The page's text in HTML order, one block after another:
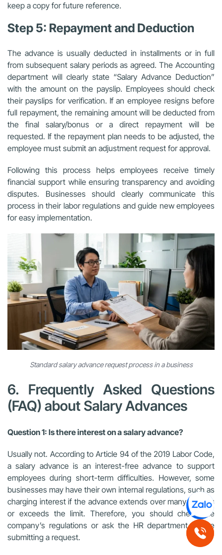
keep a copy for future reference.
Step 5: Repayment and Deduction
The advance is usually deducted in installments or in full
from subsequent salary periods as agreed. The Accounting
department will clearly state “Salary Advance Deduction”
with the amount on the payslip. Employees should check
their payslips for verification. If an employee resigns before
full repayment, the remaining amount will be deducted from
the final salary/bonus or a direct repayment will be
requested. If the repayment plan needs to be adjusted, the
employee must submit an adjustment request for approval.
Following this process helps employees receive timely
financial support while ensuring transparency and avoiding
disputes. Businesses should clearly communicate this
process in their labor regulations and guide new employees
for easy implementation.
Standard salary advance request process in a business
6. Frequently Asked Questions
(FAQ) about Salary Advances
Question 1: Is there interest on a salary advance?
Usually not. According to Article 94 of the 2019 Labor Code,
a salary advance is an interest-free advance to support
employees during short-term difficulties. However, some
businesses may have their own internal regulations, such as
charging interest if the advance extends over many periods
or exceeds the limit. Therefore, you should check the
company’s regulations or ask the HR department before
submitting a request.